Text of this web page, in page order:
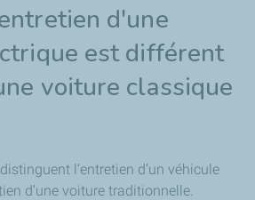
d'une
est différent
voiture classique
l’entretien d’un véhicule
d’une voiture traditionnelle.